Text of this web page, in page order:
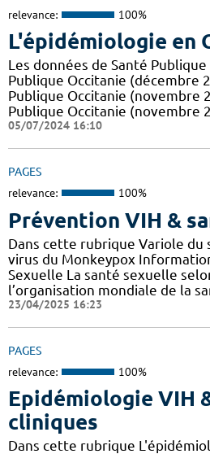
relevance: 100%
L'épidémiologie en
Les données de Santé
Publique Occitanie (décembre
Publique Occitanie (novembre
Publique Occitanie (novembre
05/07/2024 16:10
PAGES
relevance: 100%
Prévention VIH &
Dans cette rubrique Variole du
virus du Monkeypox
Sexuelle La santé sexuelle
l’organisation mondiale de la
23/04/2025 16:23
PAGES
relevance: 100%
Epidémiologie VIH
cliniques
Dans cette rubrique